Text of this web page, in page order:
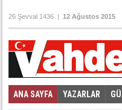
26 Şevval 1436 | 12 Ağustos 2015
ANA SAYFA YAZARLAR